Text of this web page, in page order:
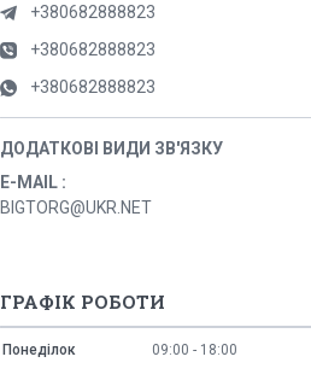
+380682888823
+380682888823
+380682888823
E-MAIL
BIGTORG@UKR.NET
ГРАФІК РОБОТИ
Понеділок 09:00 18:00